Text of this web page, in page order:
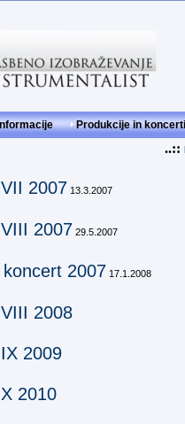
Produkcije in koncerti
..::
2007 13.3.2007
2007 29.5.2007
2007 17.1.2008
2008
2009
2010